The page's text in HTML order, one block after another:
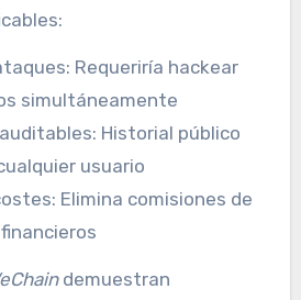
Requeriría hackear
simultáneamente
Historial público
usuario
Elimina comisiones de
demuestran